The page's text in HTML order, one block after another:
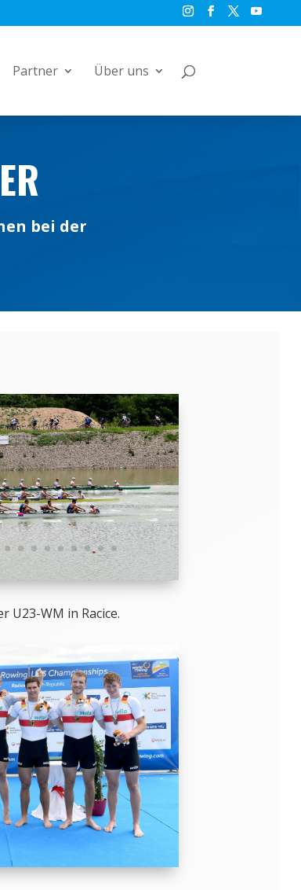
Partner Über uns
bei der
U23-WM in Racice.